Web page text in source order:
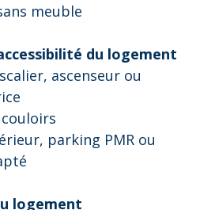
meuble
du logement
ascenseur ou
parking PMR ou
logement